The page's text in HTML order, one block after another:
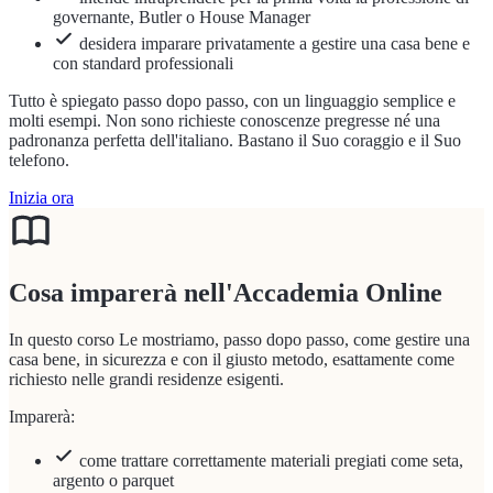
governante, Butler o House Manager
desidera imparare privatamente a gestire una casa bene e
con standard professionali
Tutto è spiegato passo dopo passo, con un linguaggio semplice e
molti esempi. Non sono richieste conoscenze pregresse né una
padronanza perfetta dell'italiano. Bastano il Suo coraggio e il Suo
telefono.
Inizia ora
Cosa imparerà nell'Accademia Online
In questo corso Le mostriamo, passo dopo passo, come gestire una
casa bene, in sicurezza e con il giusto metodo, esattamente come
richiesto nelle grandi residenze esigenti.
Imparerà:
come trattare correttamente materiali pregiati come seta,
argento o parquet